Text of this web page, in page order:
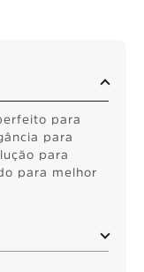
para
para
para
para melhor